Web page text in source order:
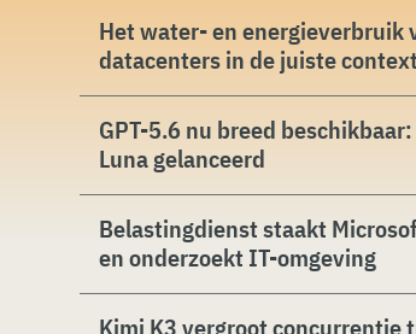
Het water- en energieverbruik
datacenters in de juiste
GPT-5.6 nu breed beschikbaar:
Luna gelanceerd
Belastingdienst staakt
en onderzoekt IT-omgeving
Kimi K3 vergroot concurrentie